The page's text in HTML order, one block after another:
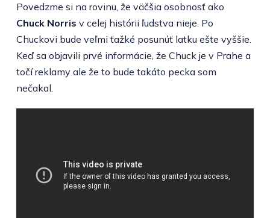
Povedzme si na rovinu, že väčšia osobnosť ako
Chuck Norris v celej histórii ľudstva nieje. Po
Chuckovi bude veľmi ťažké posunúť latku ešte vyššie.
Keď sa objavili prvé informácie, že Chuck je v Prahe a
točí reklamy ale že to bude takáto pecka som
nečakal.